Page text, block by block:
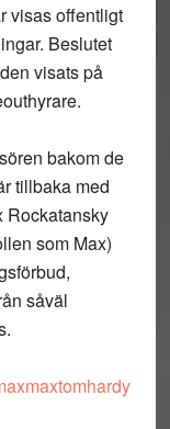
visas offentligt
Beslutet
visats på
bakom de
tillbaka med
Rockatansky
som Max)
såväl